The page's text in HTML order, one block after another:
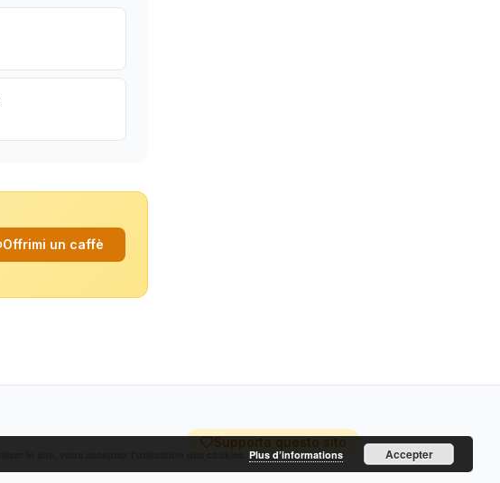
Offrimi un caffè
Supporta questo sito
Plus d’informations Accepter